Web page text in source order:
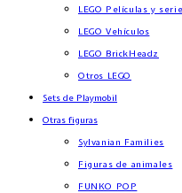
LEGO Películas y
LEGO Vehículos
LEGO BrickHeadz
Otros LEGO
Sets de Playmobil
Otras figuras
Sylvanian Families
Figuras de animales
FUNKO POP